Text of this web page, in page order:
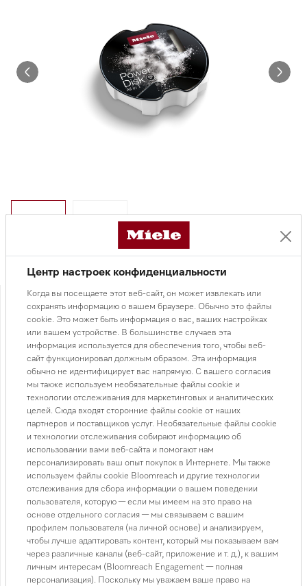
9 500 ₸
В КОРЗИНУ
Доставка от 3 000 ₸Подробнее
Подробную информацию по ценам доставки смотрите в разделе
Активный гранулят от Miele
• Блестящий результат даже при стойких загрязнениях
благодаря активному кислороду
• Дозирование полностью в автоматическом режиме
• Средство расчитано на 20 циклов использования
(около 1 мес.)
• Превосходный результат c Miele
Центр настроек конфиденциальности
Когда вы посещаете этот веб-сайт, он может извлекать или
сохранять информацию о вашем браузере. Обычно это файлы
cookie. Это может быть информация о вас, ваших настройках
или вашем устройстве. В большинстве случаев эта
информация используется для обеспечения того, чтобы веб-
сайт функционировал должным образом. Эта информация
обычно не идентифицирует вас напрямую. С вашего согласия
мы также используем необязательные файлы cookie и
технологии отслеживания для маркетинговых и аналитических
целей. Сюда входят сторонние файлы cookie от наших
партнеров и поставщиков услуг. Необязательные файлы cookie
и технологии отслеживания собирают информацию об
использовании вами веб-сайта и помогают нам
персонализировать ваш опыт покупок в Интернете. Мы также
используем файлы cookie Bloomreach и другие технологии
отслеживания для сбора информации о вашем поведении
пользователя, которую — если мы имеем на это право на
основе отдельного согласия — мы связываем с вашим
профилем пользователя (на личной основе) и анализируем,
чтобы лучше адаптировать контент, который мы показываем вам
через различные каналы (веб-сайт, приложение и т. д.), к вашим
личным интересам (Bloomreach Engagement — полная
персонализация). Поскольку мы уважаем ваше право на